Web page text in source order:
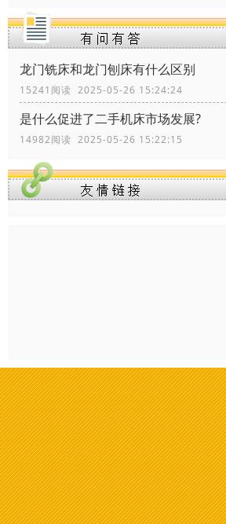
龙门铣床和龙门刨床有什么区别
15241阅读 2025-05-26 15:24:24
是什么促进了二手机床市场发展?
14982阅读 2025-05-26 15:22:15